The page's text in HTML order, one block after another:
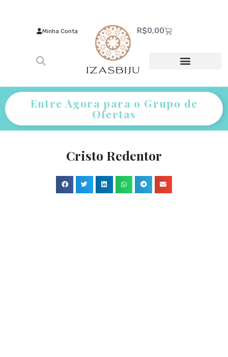
Minha Conta R$0,00
Entre Agora para o Grupo de
Ofertas
Cristo Redentor